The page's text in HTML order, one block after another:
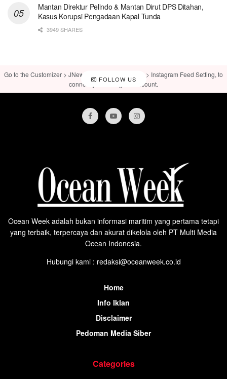
Mantan Direktur Pelindo & Mantan Dirut DPS Ditahan,
Kasus Korupsi Pengadaan Kapal Tunda
3949 SHARES
FOLLOW US
Go to the Customizer > JNews : Social, Like & View > Instagram Feed Setting, to
connect your Instagram account.
Ocean Week adalah bukan informasi maritim yang pertama tetapi
yang terbaik, terpercaya dan akurat dikelola oleh PT Multi Media
Ocean Indonesia.
Hubungi kami : redaksi@oceanweek.co.id
Home
Info Iklan
Disclaimer
Pedoman Media Siber
Categories